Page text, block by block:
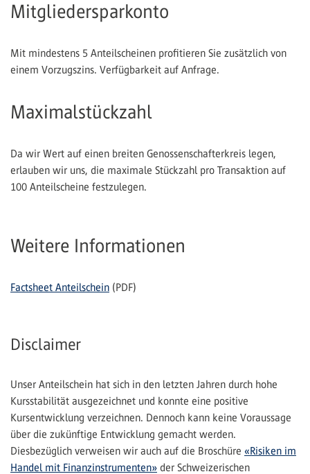
Mitgliedersparkonto
Mit mindestens 5 Anteilscheinen profitieren Sie zusätzlich von
einem Vorzugszins. Verfügbarkeit auf Anfrage.
Maximalstückzahl
Da wir Wert auf einen breiten Genossenschafterkreis legen,
erlauben wir uns, die maximale Stückzahl pro Transaktion auf
100 Anteilscheine festzulegen.
Weitere Informationen
Factsheet Anteilschein (PDF)
Disclaimer
Unser Anteilschein hat sich in den letzten Jahren durch hohe
Kursstabilität ausgezeichnet und konnte eine positive
Kursentwicklung verzeichnen. Dennoch kann keine Voraussage
über die zukünftige Entwicklung gemacht werden.
Diesbezüglich verweisen wir auch auf die Broschüre «Risiken im
Handel mit Finanzinstrumenten» der Schweizerischen